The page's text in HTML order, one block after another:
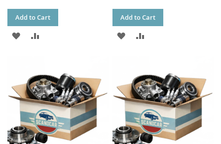
Add to Cart
ADD
LIST
Add to Cart
ADD
LIST